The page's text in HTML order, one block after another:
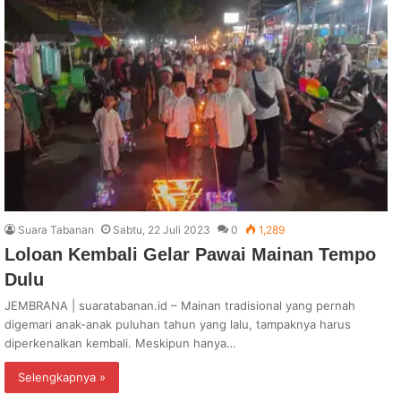
Suara Tabanan Sabtu, 22 Juli 2023 0 1,289
Loloan Kembali Gelar Pawai Mainan Tempo
Dulu
JEMBRANA | suaratabanan.id – Mainan tradisional yang pernah
digemari anak-anak puluhan tahun yang lalu, tampaknya harus
diperkenalkan kembali. Meskipun hanya…
Selengkapnya »